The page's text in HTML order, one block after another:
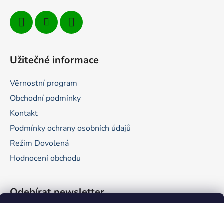
Užitečné informace
Věrnostní program
Obchodní podmínky
Kontakt
Podmínky ochrany osobních údajů
Režim Dovolená
Hodnocení obchodu
Odebírat newsletter